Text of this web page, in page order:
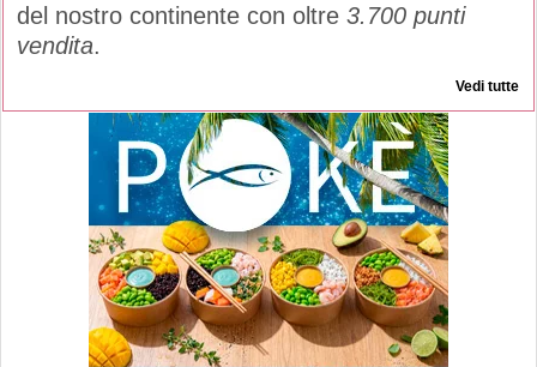
del nostro continente con oltre 3.700 punti
vendita.
Vedi tutte